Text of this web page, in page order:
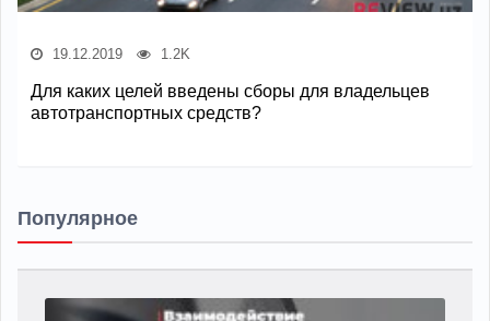
19.12.2019 1.2K
Для каких целей введены сборы для владельцев
автотранспортных средств?
Популярное